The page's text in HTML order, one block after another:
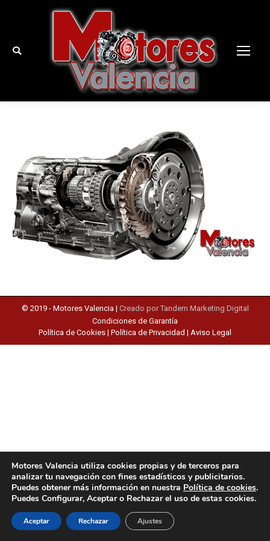
Buscar:
© 2019 - Motores Valencia| Creado por Tandem Marketing Digital
Condiciones de Garantía
Política de Cookies | Política de Privacidad | Aviso Legal
Motores Valencia utiliza cookies propias y de terceros para
analizar tu navegación con fines estadísticos y publicitarios.
Puedes obtener más información en nuestra Política de cookies.
Puedes Configurar, Aceptar o Rechazar el uso de estas cookies.
Aceptar Rechazar Ajustes